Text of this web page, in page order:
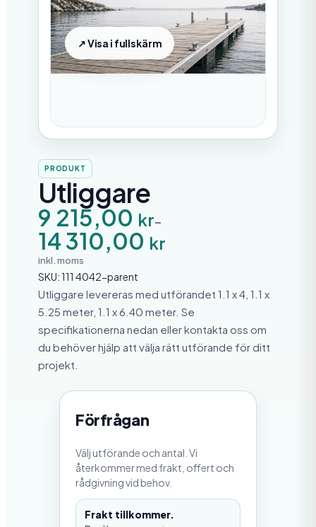
PRODUKT
Utliggare
9 215,00 kr–
14 310,00 kr
P
r
i
s
i
n
t
e
r
v
a
l
l
:
inkl. moms
SKU:111 4042-parent
Utliggare levereras med utförandet 1.1 x 4, 1.1 x
5.25 meter, 1.1 x 6.40 meter. Se
specifikationerna nedan eller kontakta oss om
du behöver hjälp att välja rätt utförande för ditt
projekt.
Förfrågan
Välj utförande och antal. Vi
återkommer med frakt, offert och
rådgivning vid behov.
Frakt tillkommer.